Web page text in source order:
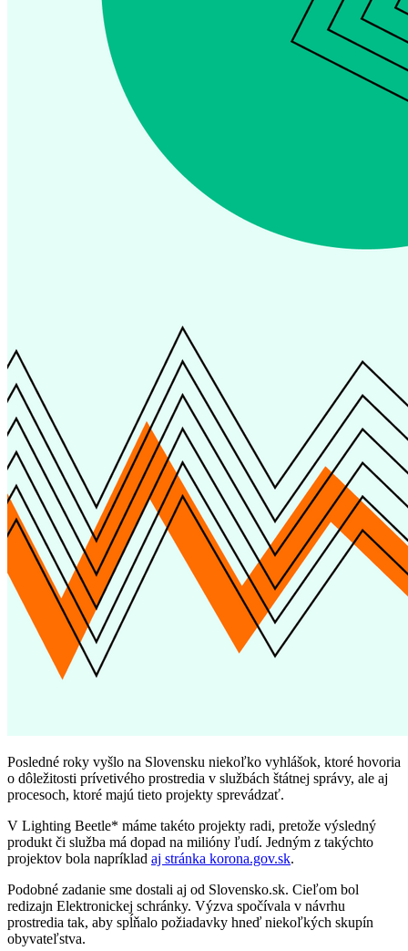
Posledné roky vyšlo na Slovensku niekoľko vyhlášok, ktoré hovoria
o dôležitosti prívetivého prostredia v službách štátnej správy, ale aj
procesoch, ktoré majú tieto projekty sprevádzať.
V Lighting Beetle* máme takéto projekty radi, pretože výsledný
produkt či služba má dopad na milióny ľudí. Jedným z takýchto
projektov bola napríklad aj stránka korona.gov.sk.
Podobné zadanie sme dostali aj od Slovensko.sk. Cieľom bol
redizajn Elektronickej schránky. Výzva spočívala v návrhu
prostredia tak, aby spĺňalo požiadavky hneď niekoľkých skupín
obyvateľstva.